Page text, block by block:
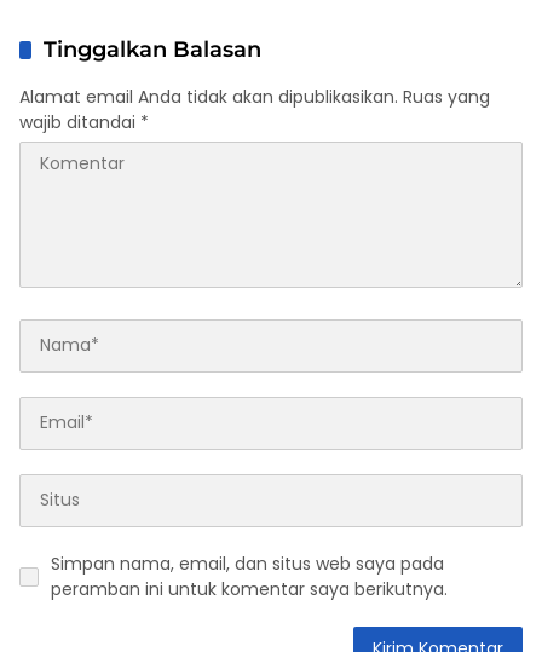
Tinggalkan Balasan
Alamat email Anda tidak akan dipublikasikan. Ruas yang
wajib ditandai *
Simpan nama, email, dan situs web saya pada
peramban ini untuk komentar saya berikutnya.